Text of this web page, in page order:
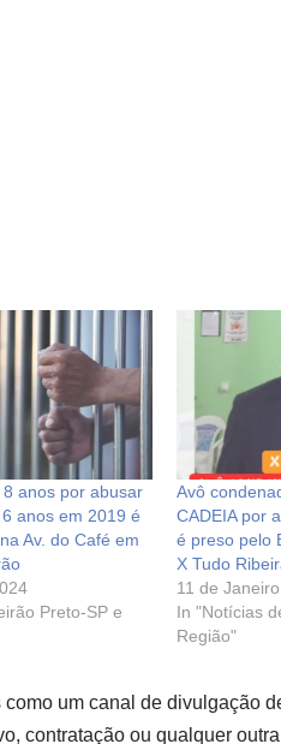
anos por abusar
anos em 2019 é
Av. do Café em
Preto-SP e
Avô
CADEIA por
é preso pelo
X Tudo
11 de
In "Notícias
Região"
um canal de divulgação
contratação ou qualquer